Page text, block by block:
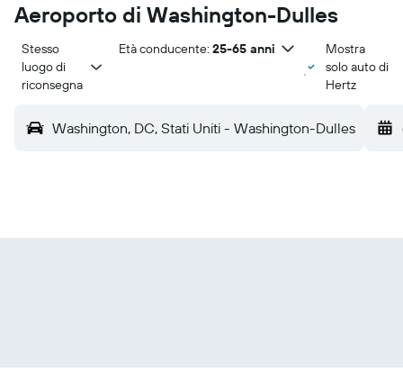
Aeroporto di Washington-Dulles
Stesso
luogo di
riconsegna
Età conducente: 25-65 anni
Mostra
solo auto di
Hertz
Washington, DC, Stati Uniti - Washington-Dulles